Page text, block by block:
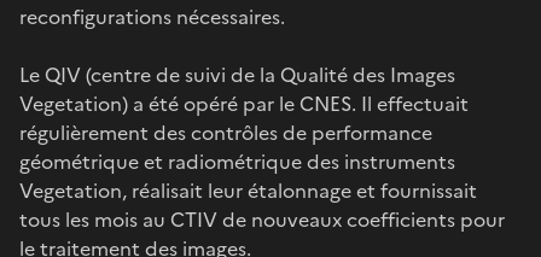
reconfigurations nécessaires.
Le QIV (centre de suivi de la Qualité des Images
Vegetation) a été opéré par le CNES. Il effectuait
régulièrement des contrôles de performance
géométrique et radiométrique des instruments
Vegetation, réalisait leur étalonnage et fournissait
tous les mois au CTIV de nouveaux coefficients pour
le traitement des images.